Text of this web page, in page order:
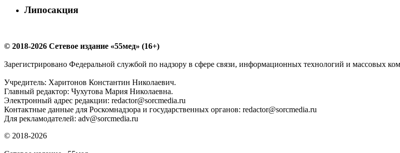
Липосакция
© 2018-2026 Сетевое издание «55мед» (16+)
Зарегистрировано Федеральной службой по надзору в сфере связи, информационных технологий и массовых
Учредитель: Харитонов Константин Николаевич.
Главный редактор: Чухутова Мария Николаевна.
Электронный адрес редакции: redactor@sorcmedia.ru
Контактные данные для Роскомнадзора и государственных органов: redactor@sorcmedia.ru
Для рекламодателей: adv@sorcmedia.ru
© 2018-2026